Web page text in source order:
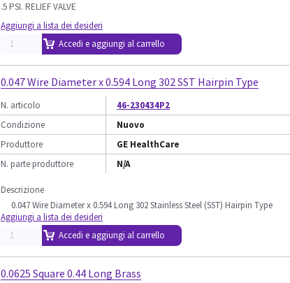
.5 PSI. RELIEF VALVE
Aggiungi a lista dei desideri
Accedi e aggiungi al carrello
0.047 Wire Diameter x 0.594 Long 302 SST Hairpin Type
N. articolo
46-230434P2
Condizione
Nuovo
Produttore
GE HealthCare
N. parte produttore
N/A
Descrizione
0.047 Wire Diameter x 0.594 Long 302 Stainless Steel (SST) Hairpin Type
Aggiungi a lista dei desideri
Accedi e aggiungi al carrello
0.0625 Square 0.44 Long Brass